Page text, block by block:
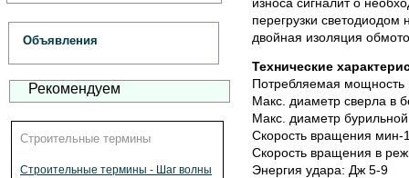
Объявления
Рекомендуем
Строительные термины
Строительные термины - Шаг волны
перегрузки
двойная изоляция
Технические
Потребляемая мощность
Макс. диаметр сверла в
Макс. диаметр
Скорость вращения мин-
Скорость вращения в
Энергия удара: Дж 5-9